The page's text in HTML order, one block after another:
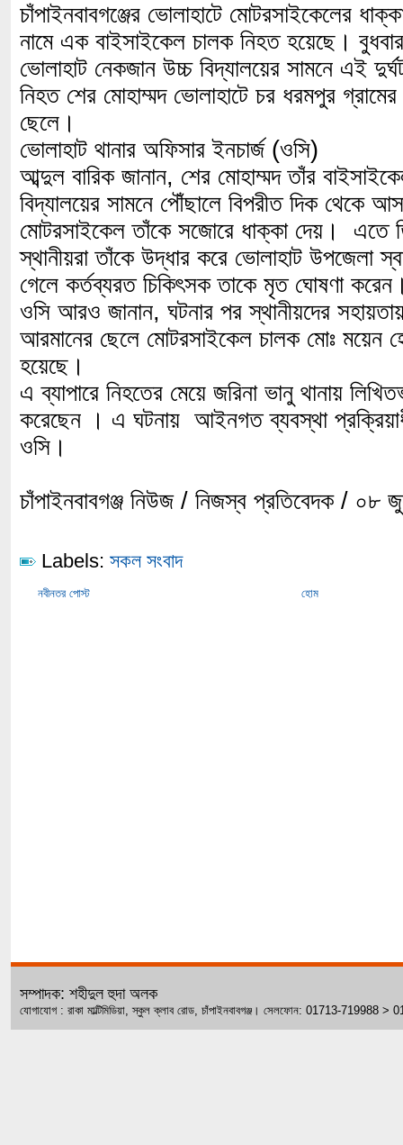
চাঁপাইনবাবগঞ্জের ভোলাহাটে মোটরসাইকেলের
নামে এক বাইসাইকেল চালক নিহত হয়েছে।
ভোলাহাট নেকজান উচ্চ বিদ্যালয়ের সামনে এই
নিহত শের মোহাম্মদ ভোলাহাটে চর ধরমপুর
ছেলে।
ভোলাহাট থানার অফিসার ইনচার্জ (ওসি)
আব্দুল বারিক জানান, শের মোহাম্মদ তাঁর
বিদ্যালয়ের সামনে পৌঁছালে বিপরীত দিক থেকে
মোটরসাইকেল তাঁকে সজোরে ধাক্কা দেয়।
স্থানীয়রা তাঁকে উদ্ধার করে ভোলাহাট উপজেলা
গেলে কর্তব্যরত চিকিৎসক তাকে মৃত ঘোষণা
ওসি আরও জানান, ঘটনার পর স্থানীয়দের
আরমানের ছেলে মোটরসাইকেল চালক মোঃ
হয়েছে।
এ ব্যাপারে নিহতের মেয়ে জরিনা ভানু থানায়
করেছেন । এ ঘটনায় আইনগত ব্যবস্থা
ওসি।
চাঁপাইনবাবগঞ্জ নিউজ / নিজস্ব প্রতিবেদক / ০৮
Labels: সকল সংবাদ
নবীনতর পোস্ট হোম
সম্পাদক: শহীদুল হুদা অলক
যোগাযোগ : রাকা মাল্টিমিডিয়া, স্কুল ক্লাব রোড, চাঁপাইনবাবগঞ্জ। সেলফোন: 01713-